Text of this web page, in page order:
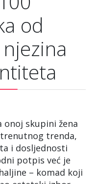
od
skupini žena
trenda,
i dosljednosti
potpis već je
– komad koji